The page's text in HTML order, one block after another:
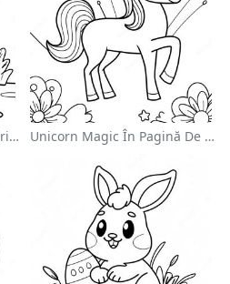
Pagina De Colorat Mario Sărind Peste Goombas Unicorn Magic În Pagină De Colorat Cu Curcubeu